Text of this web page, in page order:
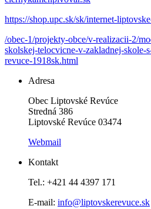
https://shop.upc.sk/sk/internet-
/obec-1/projekty-obce/v-realizacii-2/
skolskej-telocvicne-v-zakladnej-skole-
revuce-1918sk.html
Adresa
Obec Liptovské Revúce
Stredná 386
Liptovské Revúce 03474
Webmail
Kontakt
Tel.: +421 44 4397 171
E-mail: info@liptovskerevuce.sk